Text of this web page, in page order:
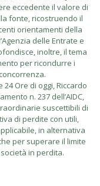
eccedente il valore di
fonte, ricostruendo il
orientamenti della
delle Entrate e
inoltre, il tema
per ricondurre i
24 Ore di oggi, Riccardo
n. 237 dell’AIDC,
suscettibili di
di perdite con utili,
in alternativa
per superare il limite
in perdita.